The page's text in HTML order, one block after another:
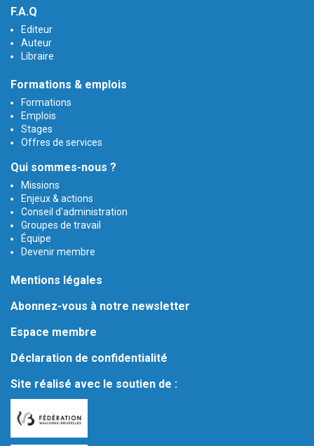
F.A.Q
Editeur
Auteur
Libraire
Formations & emplois
Formations
Emplois
Stages
Offres de services
Qui sommes-nous ?
Missions
Enjeux & actions
Conseil d'administration
Groupes de travail
Équipe
Devenir membre
Mentions légales
Abonnez-vous à notre newsletter
Espace membre
Déclaration de confidentialité
Site réalisé avec le soutien de :